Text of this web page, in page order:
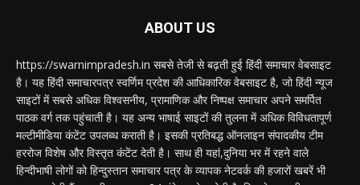
ABOUT US
https://swarnimpradesh.in सबसे तेजी से बढ़ती हुई हिंदी समाचार वेबसाइट
है। यह हिंदी समाचारपत्र स्वर्णिम प्रदेश की आधिकारिक वेबसाइट है, जो हिंदी न्यूज
साइटों में सबसे अधिक विश्वसनीय, प्रामाणिक और निष्पक्ष समाचार अपने समर्पित
पाठक वर्ग तक पहुंचाती है। यह अन्य भाषाई साइटों की तुलना में अधिक विविधतापूर्ण
मल्टीमीडिया कंटेंट उपलब्ध कराती है। इसकी प्रतिबद्ध ऑनलाइन संपादकीय टीम
हररोज विशेष और विस्तृत कंटेंट देती है। साथ ही यहां,दुनिया भर में रहने वाले
हिन्दीभाषी लोगों को हिन्दुस्तान समाचार पत्र के व्यापक नेटवर्क की हजारों खबरें भी